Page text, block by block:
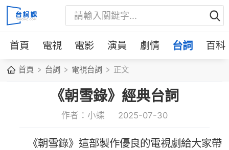
首頁 電視 電影 演員 劇情 台詞 百科
首頁 台詞 電視台詞 正文
《朝雪錄》經典台詞
作者：小蝶 2025-07-30
《朝雪錄》這部製作優良的電視劇給大家帶